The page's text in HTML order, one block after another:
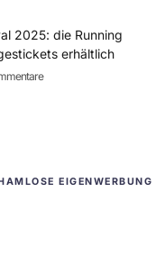
2025: die Running
erhältlich
EIGENWERBUNG